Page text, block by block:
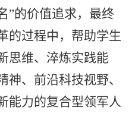
”的价值追求，最终
的过程中，帮助学生
思维、淬炼实践能
神、前沿科技视野、
能力的复合型领军人